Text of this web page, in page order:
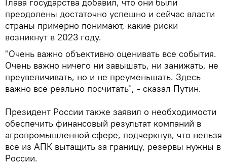
преодолены достаточно успешно и сейчас власти
страны примерно понимают, какие риски
возникнут в 2023 году.
"Очень важно объективно оценивать все события.
Очень важно ничего ни завышать, ни занижать, не
преувеличивать, но и не преуменьшать. Здесь
важно все реально посчитать", - сказал Путин.
Президент России также заявил о необходимости
обеспечить финансовый результат компаний в
агропромышленной сфере, подчеркнув, что нельзя
все из АПК вытащить за границу, резервы нужны в
России.